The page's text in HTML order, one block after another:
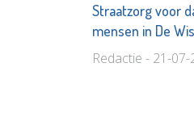
Straatzorg voor
mensen in De
Redactie - 21-07-